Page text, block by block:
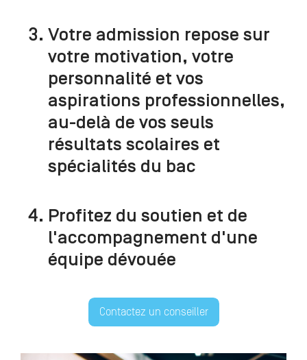
Votre admission repose sur
votre motivation, votre
personnalité et vos
aspirations professionnelles,
au-delà de vos seuls
résultats scolaires et
spécialités du bac
Profitez du soutien et de
l'accompagnement d'une
équipe dévouée
Contactez un conseiller